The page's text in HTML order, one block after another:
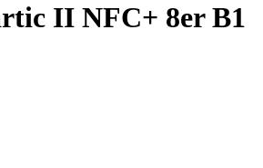
II NFC+ 8er B1